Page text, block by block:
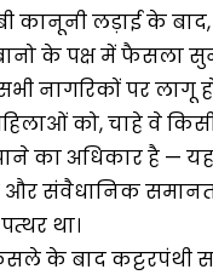
कानूनी लड़ाई के बाद,
के पक्ष में फैसला
नागरिकों पर लागू
को, चाहे वे किसी
पाने का अधिकार है —
संवैधानिक
था।
के बाद कट्टरपंथी